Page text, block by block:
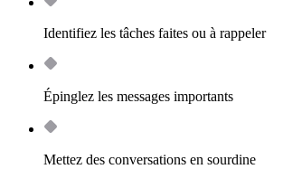
Identifiez les tâches faites ou à rappeler
Épinglez les messages importants
Mettez des conversations en sourdine